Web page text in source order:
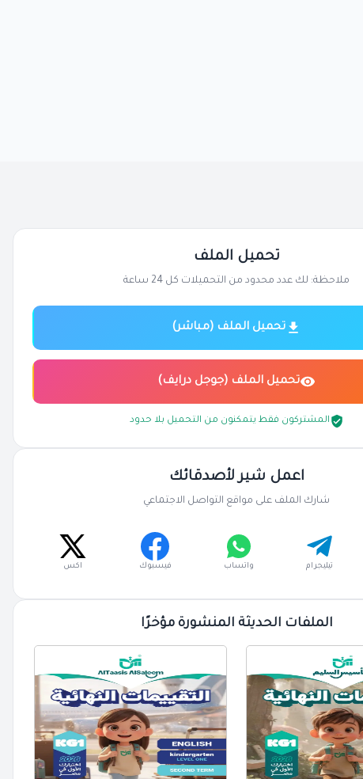
تحميل الملف
ملاحظة: لك عدد محدود من التحميلات كل 24 ساعة
تحميل الملف (مباشر)
تحميل الملف (جوجل درايف)
المشتركون فقط يتمكنون من التحميل بلا حدود
اعمل شير لأصدقائك
شارك الملف على مواقع التواصل الاجتماعي
تيليجرام واتساب فيسبوك اكس
الملفات الحديثة المنشورة مؤخرًا